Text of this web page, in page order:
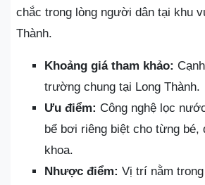
chắc trong lòng người dân tại khu
Thành.
Khoảng giá tham khảo:
trường chung tại Long Thành.
Ưu điểm: Công nghệ lọc
bể bơi riêng biệt cho từng bé,
khoa.
Nhược điểm: Vị trí nằm